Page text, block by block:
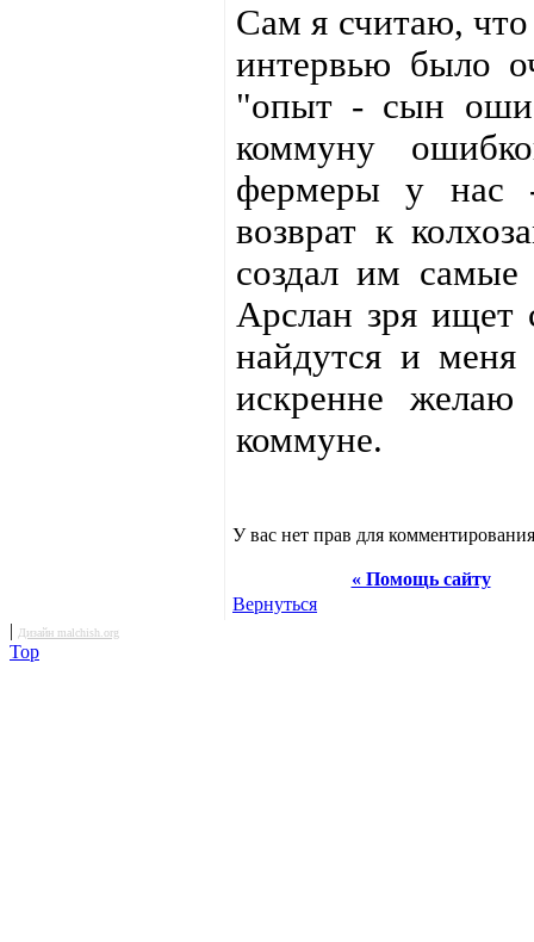
Сам я считаю,
интервью было
"опыт - сын
коммуну
фермеры у нас
возврат к
создал им самые
Арслан зря ищет
найдутся и
искренне
коммуне.
У вас нет прав для
« Помощь сайту
Вернуться
| Дизайн malchish.org
Top